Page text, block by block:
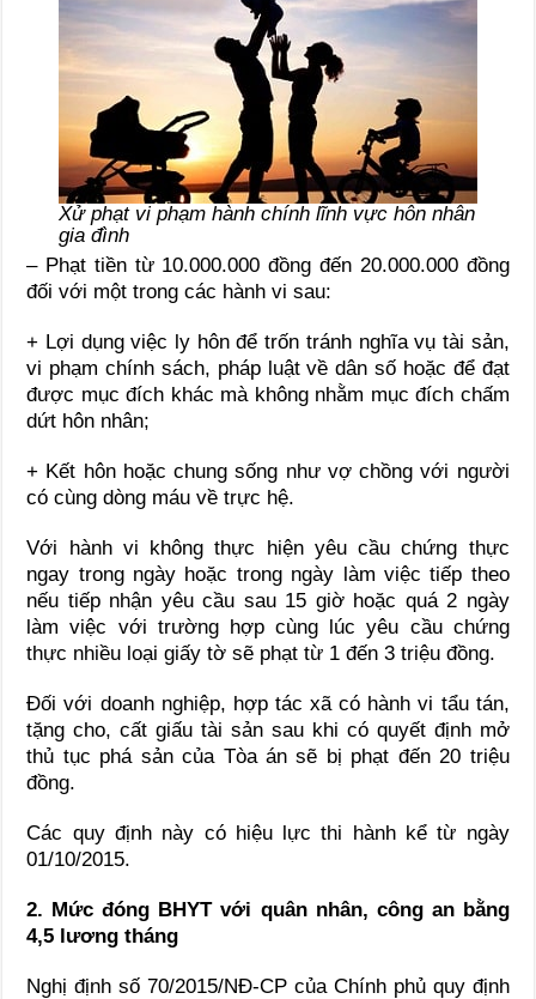
Xử phạt vi phạm hành chính lĩnh vực hôn nhân
gia đình
– Phạt tiền từ 10.000.000 đồng đến 20.000.000 đồng
đối với một trong các hành vi sau:
+ Lợi dụng việc ly hôn để trốn tránh nghĩa vụ tài sản,
vi phạm chính sách, pháp luật về dân số hoặc để đạt
được mục đích khác mà không nhằm mục đích chấm
dứt hôn nhân;
+ Kết hôn hoặc chung sống như vợ chồng với người
có cùng dòng máu về trực hệ.
Với hành vi không thực hiện yêu cầu chứng thực
ngay trong ngày hoặc trong ngày làm việc tiếp theo
nếu tiếp nhận yêu cầu sau 15 giờ hoặc quá 2 ngày
làm việc với trường hợp cùng lúc yêu cầu chứng
thực nhiều loại giấy tờ sẽ phạt từ 1 đến 3 triệu đồng.
Đối với doanh nghiệp, hợp tác xã có hành vi tẩu tán,
tặng cho, cất giấu tài sản sau khi có quyết định mở
thủ tục phá sản của Tòa án sẽ bị phạt đến 20 triệu
đồng.
Các quy định này có hiệu lực thi hành kể từ ngày
01/10/2015.
2. Mức đóng BHYT với quân nhân, công an bằng
4,5 lương tháng
Nghị định số 70/2015/NĐ-CP của Chính phủ quy định